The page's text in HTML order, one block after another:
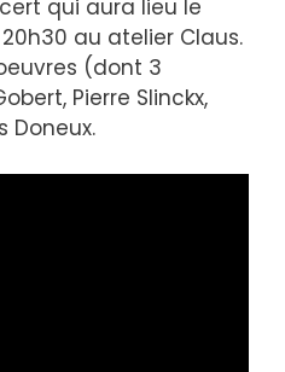
qui aura lieu le
au atelier Claus.
(dont 3
Pierre Slinckx,
Doneux.